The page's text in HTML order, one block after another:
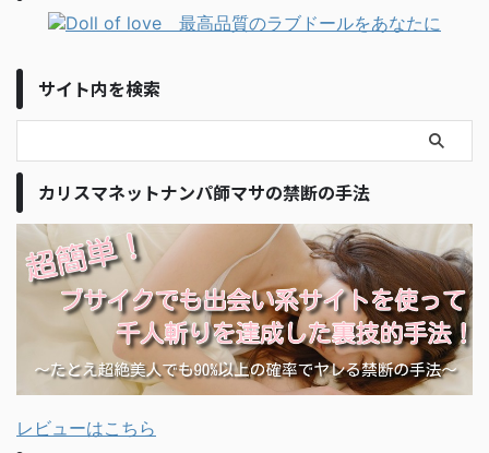
サイト内を検索
カリスマネットナンパ師マサの禁断の手法
レビューはこちら